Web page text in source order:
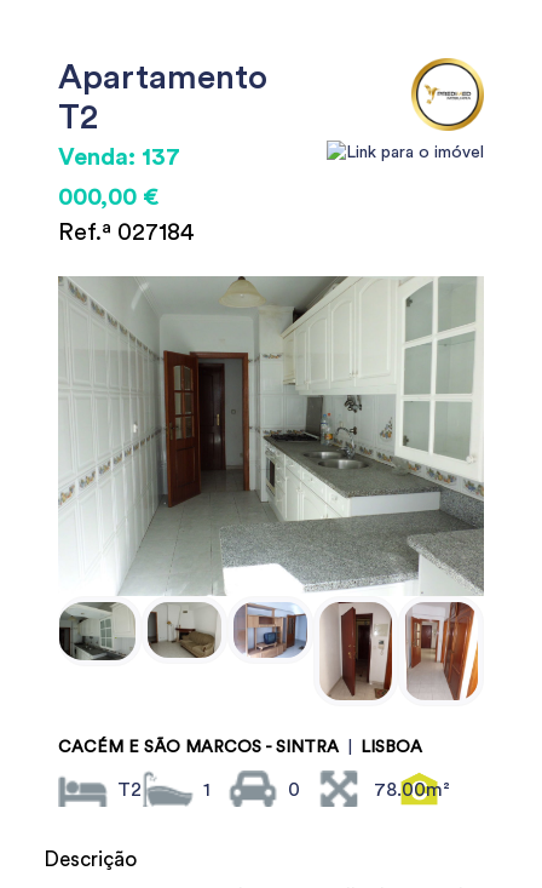
Apartamento
T2
Venda: 137
000,00 €
Ref.ª 027184
CACÉM E SÃO MARCOS - SINTRA LISBOA
T2 1 0 78.00m²
Descrição